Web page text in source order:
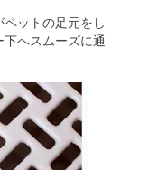
ットの足元をし
へスムーズに通